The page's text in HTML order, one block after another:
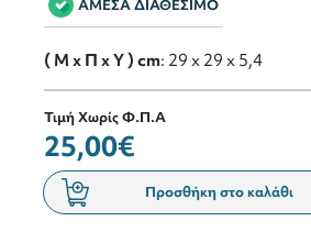
ΑΜΕΣΑ ΔΙΑΘΕΣΙΜΟ
( M x Π x Y ) cm: 29 x 29 x 5,4
Τιμή Χωρίς Φ.Π.Α
25,00€
Προσθήκη στο καλάθι